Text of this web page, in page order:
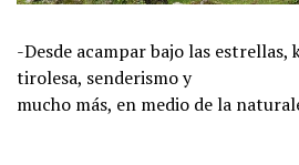
-Desde acampar bajo las estrellas,
tirolesa, senderismo y
mucho más, en medio de la